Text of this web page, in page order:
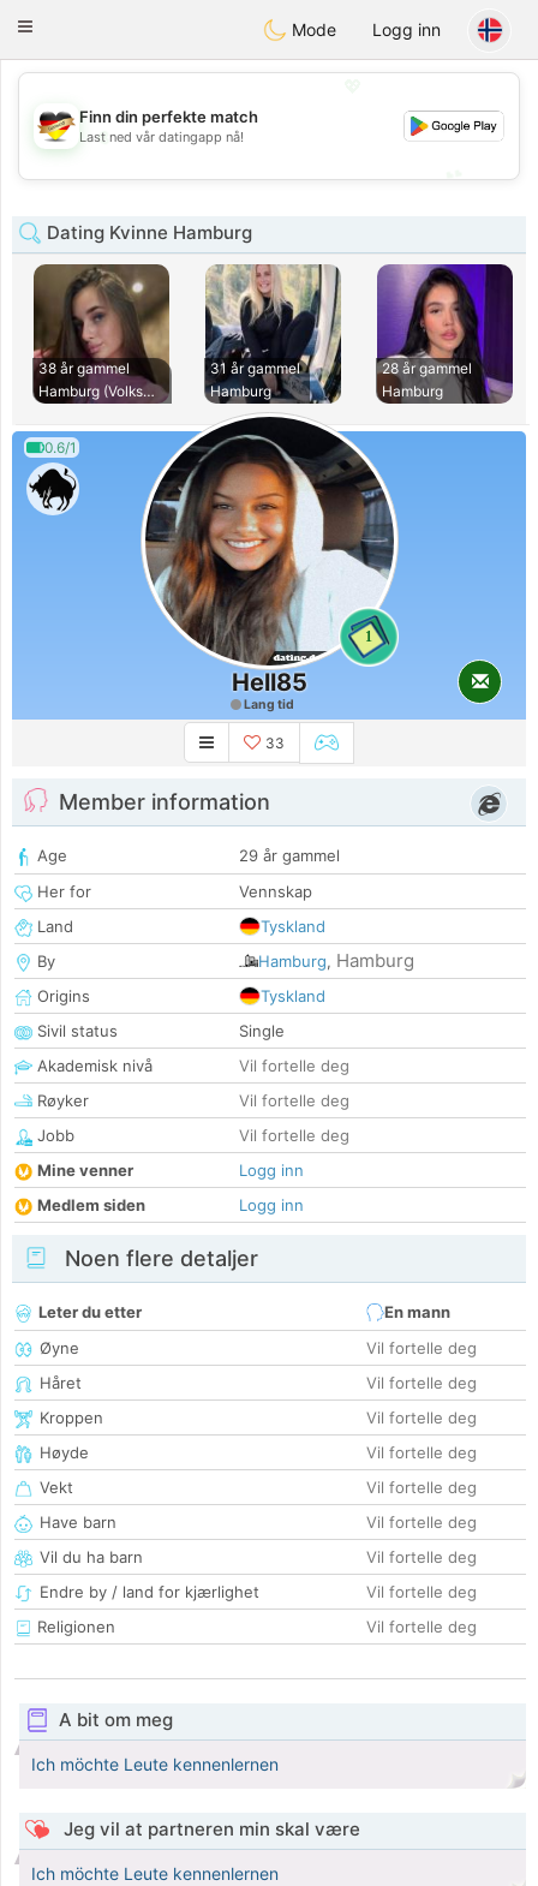
Deutsch Dating
Toggle
Mode Logg inn
💖
💕
Finn din perfekte match
Last ned vår datingapp nå!
Dating Kvinne Hamburg
38 år gammel
Hamburg (Volksdorf
31 år gammel
Hamburg
28 år gammel
Hamburg
0.6/1
1
Hell85
Lang tid
33
Member information
Age
29 år gammel
Her for
Vennskap
Land
Tyskland
By
Hamburg, Hamburg
Origins
Tyskland
Sivil status
Single
Akademisk nivå
Vil fortelle deg
Røyker
Vil fortelle deg
Jobb
Vil fortelle deg
Mine venner
Logg inn
Medlem siden
Logg inn
Noen flere detaljer
Leter du etter
En mann
Øyne
Vil fortelle deg
Håret
Vil fortelle deg
Kroppen
Vil fortelle deg
Høyde
Vil fortelle deg
Vekt
Vil fortelle deg
Have barn
Vil fortelle deg
Vil du ha barn
Vil fortelle deg
Endre by / land for kjærlighet
Vil fortelle deg
Religionen
Vil fortelle deg
A bit om meg
Ich möchte Leute kennenlernen
Jeg vil at partneren min skal være
Ich möchte Leute kennenlernen